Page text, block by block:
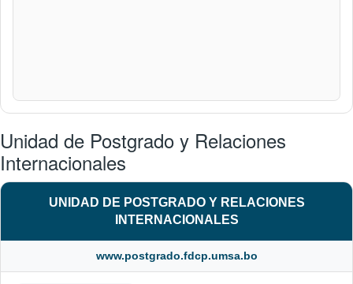
Unidad de Postgrado y Relaciones
Internacionales
UNIDAD DE POSTGRADO Y RELACIONES
INTERNACIONALES
www.postgrado.fdcp.umsa.bo